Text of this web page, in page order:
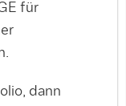
für
dann